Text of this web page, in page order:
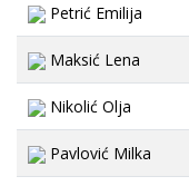
Petrić Emilija
Maksić Lena
Nikolić Olja
Pavlović Milka